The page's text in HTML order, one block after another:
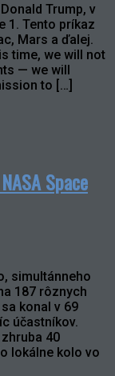
Trump, v
1. Tento príkaz
Mars a ďalej.
time, we will not
— we will
to […]
Space
simultánneho
187 rôznych
konal v 69
účastníkov.
40
lokálne kolo vo